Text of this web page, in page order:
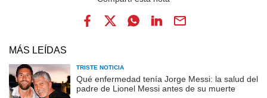
MÁS LEÍDAS
TRISTE NOTICIA
Qué enfermedad tenía Jorge Messi: la salud del
padre de Lionel Messi antes de su muerte